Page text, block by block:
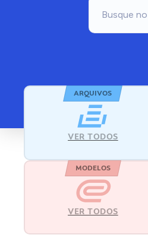
ARQUIVOS
VER TODOS
MODELOS
VER TODOS